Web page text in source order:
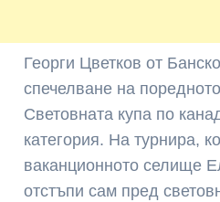
Георги Цветков от
спечелване на
Световната купа по
категория. На турнира,
ваканционното селище
отстъпи сам пред